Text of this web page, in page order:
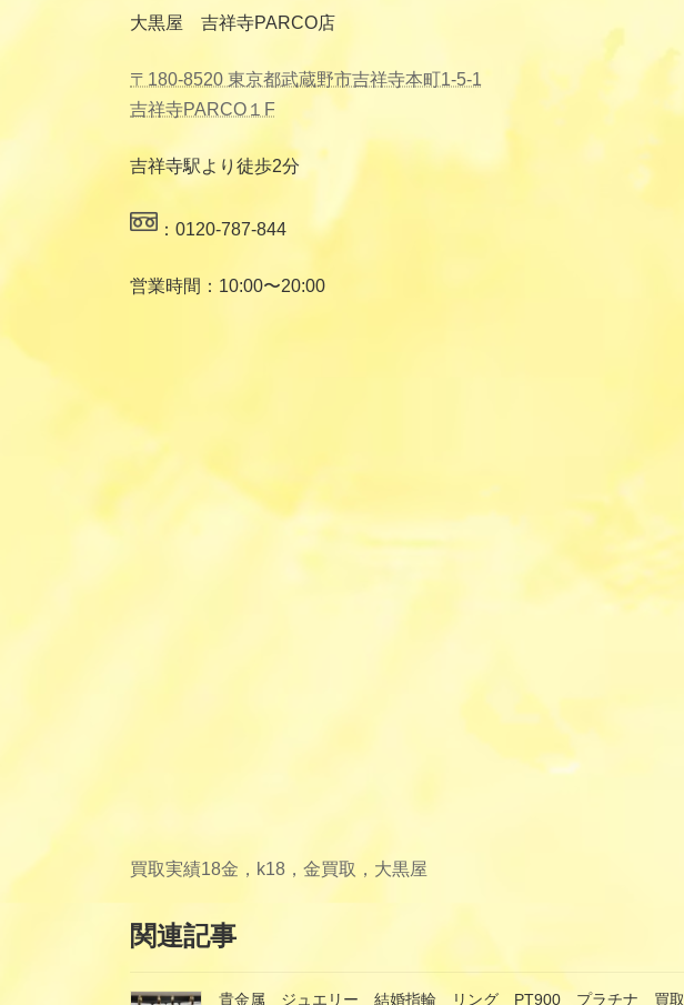
大黒屋 吉祥寺PARCO店
〒180-8520 東京都武蔵野市吉祥寺本町1-5-1
吉祥寺PARCO１F
吉祥寺駅より徒歩2分
：0120-787-844
営業時間：10:00〜20:00
買取実績18金，k18，金買取，大黒屋
関連記事
貴金属 ジュエリー 結婚指輪 リング PT900 プラチナ 買取